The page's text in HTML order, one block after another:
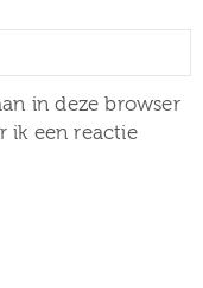
in deze browser
ik een reactie